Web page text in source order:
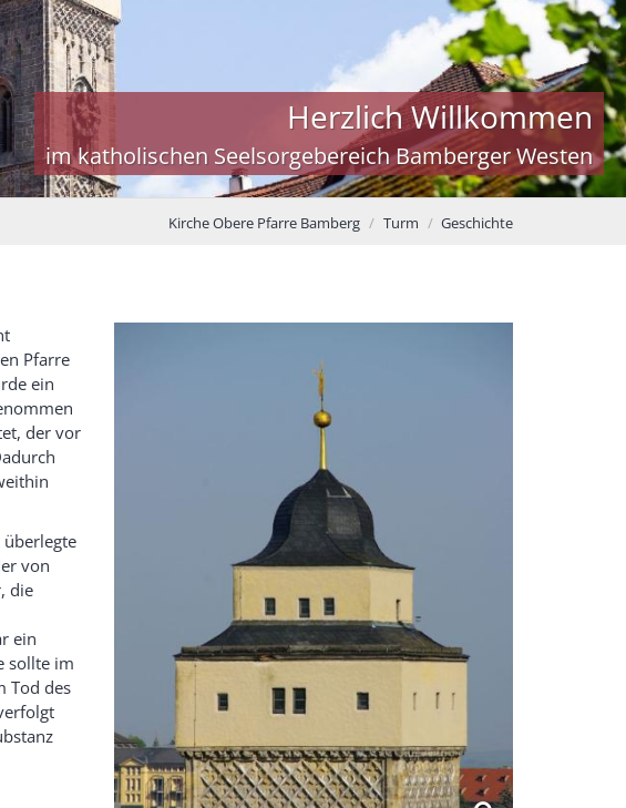
Herzlich Willkommen
im katholischen Seelsorgebereich Bamberger Westen
Kirche Obere Pfarre Bamberg Turm Geschichte
Pfarre
ein
der vor
von
die
ein
sollte im
Tod des